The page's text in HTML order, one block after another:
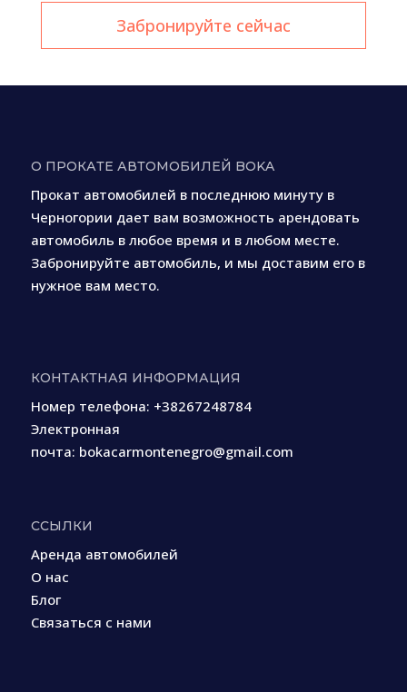
Забронируйте сейчас
О ПРОКАТЕ АВТОМОБИЛЕЙ BOKA
Прокат автомобилей в последнюю минуту в
Черногории дает вам возможность арендовать
автомобиль в любое время и в любом месте.
Забронируйте автомобиль, и мы доставим его в
нужное вам место.
КОНТАКТНАЯ ИНФОРМАЦИЯ
Номер телефона: +38267248784
Электронная
почта: bokacarmontenegro@gmail.com
ССЫЛКИ
Аренда автомобилей
О нас
Блог
Связаться с нами